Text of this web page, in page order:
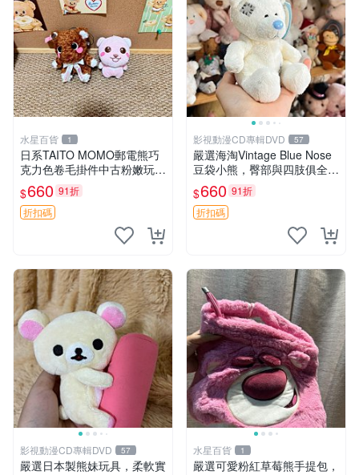
水星百貨 1
日系TAITO MOMO郵電熊巧
克力色卷毛掛件中古粉嫩玩偶
微瑕推薦 postpet momo 郵
電熊 中古玩偶
$660 91折
折扣碼
影視動漫CD專輯DVD 57
嚴選海淘Vintage Blue Nose
豆袋小熊，臀部與四肢俱全，
坐高11公分，附原盒與吊牌
收藏。藍鼻子小熊，值得擁有
玩具 憶熊
$660 91折
折扣碼
影視動漫CD專輯DVD 57
嚴選日本製熊妹玩具，柔軟實
水星百貨 1
嚴選可愛粉紅草莓熊手提包，